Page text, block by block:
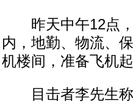
昨天中午12点，
内，地勤、物流、
机楼间，准备飞机起
目击者李先生称